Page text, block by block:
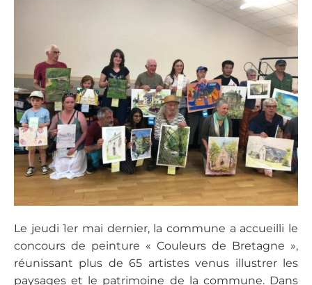
Le jeudi 1er mai dernier, la commune a accueilli le
concours de peinture « Couleurs de Bretagne »,
réunissant plus de 65 artistes venus illustrer les
paysages et le patrimoine de la commune. Dans